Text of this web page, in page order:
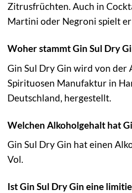
Zitrusfrüchten. Auch in
Martini oder Negroni spielt er
Woher stammt Gin Sul Dry
Gin Sul Dry Gin wird von der
Spirituosen Manufaktur in
Deutschland, hergestellt.
Welchen Alkoholgehalt hat
Gin Sul Dry Gin hat einen
Vol.
Ist Gin Sul Dry Gin eine